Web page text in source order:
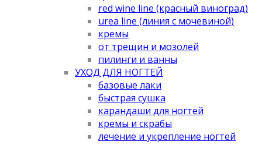
red wine line (красный виноград)
urea line (линия с мочевиной)
кремы
от трещин и мозолей
пилинги и ванны
УХОД ДЛЯ НОГТЕЙ
базовые лаки
быстрая сушка
карандаши для ногтей
кремы и скрабы
лечение и укрепление ногтей